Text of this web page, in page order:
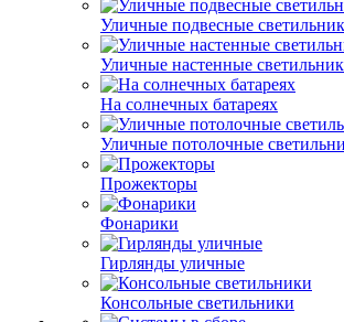
Уличные подвесные
Уличные настенные
На солнечных батареях
Уличные потолочные
Прожекторы
Фонарики
Гирлянды уличные
Консольные светильники